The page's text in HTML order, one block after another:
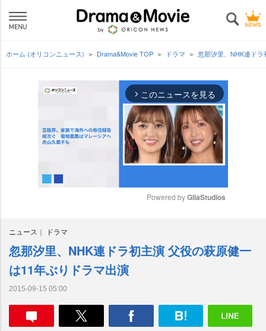
ホーム (オリコンニュース) Drama&Movie TOP ドラマ 忽那汐里、NHK連ド
arrow_forward_ios このニュースを見る
t
e
Powered by GliaStudios
ニュース ドラマ
忽那汐里、NHK連ドラ初主演 父役の萩原健一
は11年ぶりドラマ出演
2015-09-15 05:00